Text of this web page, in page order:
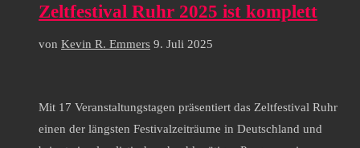
Zeltfestival Ruhr 2025 ist komplett
von Kevin R. Emmers 9. Juli 2025
Mit 17 Veranstaltungstagen präsentiert das Zeltfestival Ruhr
einen der längsten Festivalzeiträume in Deutschland und